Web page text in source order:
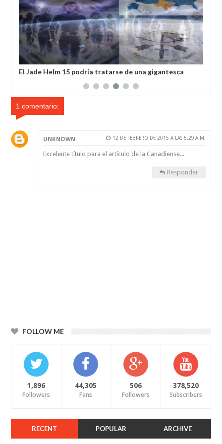
El Jade Helm 15 podría tratarse de una gigantesca
1 comentario:
UNKNOWN 12 DE FEBRERO DE 2015 A LAS 5:29 A.M.
Excelente título para el artículo de la Canadiense...
Responder
FOLLOW ME
1,896
Followers
44,305
Fans
506
Followers
378,520
Subscribers
RECENT POPULAR ARCHIVE